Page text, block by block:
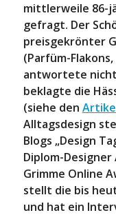
mittlerweile 86-
gefragt. Der
preisgekrönter
(Parfüm-
antwortete nicht
beklagte die
(siehe den
Alltagsdesign
Blogs „Design
Diplom-Designer
Grimme Online
stellt die bis
und hat ein